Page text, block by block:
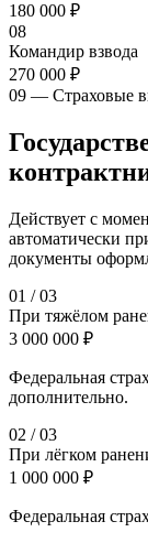
180 000 ₽
08
Командир взвода
270 000 ₽
09 — Страховые
Действует с
автоматически
документы
01 /03
При тяжёлом
3 000 000 ₽
Федеральная
дополнительно.
02 /03
При лёгком
1 000 000 ₽
Федеральная